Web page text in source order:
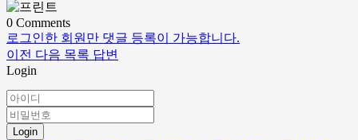
0 Comments
로그인한 회원만 댓글 등록이 가능합니다.
이전 다음 목록 답변
Login
Login